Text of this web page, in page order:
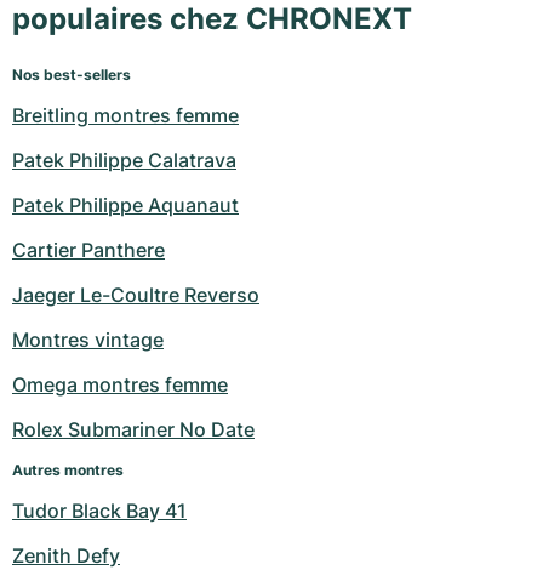
populaires chez CHRONEXT
Nos best-sellers
Breitling montres femme
Patek Philippe Calatrava
Patek Philippe Aquanaut
Cartier Panthere
Jaeger Le-Coultre Reverso
Montres vintage
Omega montres femme
Rolex Submariner No Date
Autres montres
Tudor Black Bay 41
Zenith Defy